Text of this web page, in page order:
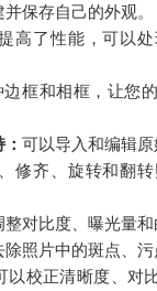
并保存自己的外观。
高了性能，可以
边框和相框，让您
可以导入和编辑原
修齐、旋转和翻
整对比度、曝光量和
除照片中的斑点、污
以校正清晰度、对